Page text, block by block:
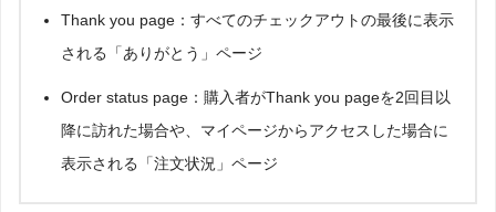
Thank you page：すべてのチェックアウトの最後に表示
される「ありがとう」ページ
Order status page：購入者がThank you pageを2回目以
降に訪れた場合や、マイページからアクセスした場合に
表示される「注文状況」ページ